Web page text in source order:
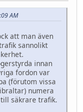
AM
att man även
sannolikt
innan
fordon var
(förutom vissa
numera
säkrare trafik.